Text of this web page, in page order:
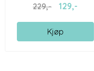
229,- 129,-
Kjøp